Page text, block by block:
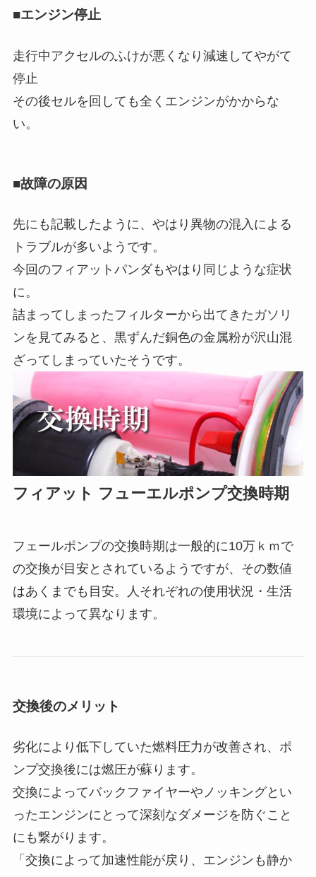
■エンジン停止
走行中アクセルのふけが悪くなり減速してやがて
停止
その後セルを回しても全くエンジンがかからな
い。
■故障の原因
先にも記載したように、やはり異物の混入による
トラブルが多いようです。
今回のフィアットパンダもやはり同じような症状
に。
詰まってしまったフィルターから出てきたガソリ
ンを見てみると、黒ずんだ銅色の金属粉が沢山混
ざってしまっていたそうです。
フィアット フューエルポンプ交換時期
フェールポンプの交換時期は一般的に10万ｋｍで
の交換が目安とされているようですが、その数値
はあくまでも目安。人それぞれの使用状況・生活
環境によって異なります。
交換後のメリット
劣化により低下していた燃料圧力が改善され、ポ
ンプ交換後には燃圧が蘇ります。
交換によってバックファイヤーやノッキングとい
ったエンジンにとって深刻なダメージを防ぐこと
にも繋がります。
「交換によって加速性能が戻り、エンジンも静か